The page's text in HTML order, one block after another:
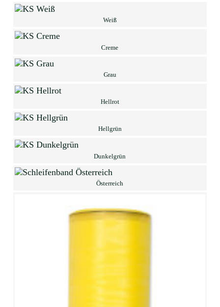
Weiß
Creme
Grau
Hellrot
Hellgrün
Dunkelgrün
Österreich